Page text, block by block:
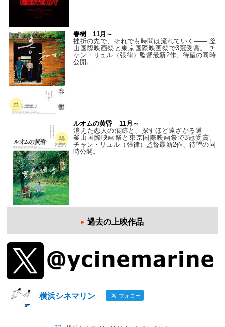
春樹 11月～
挫折の先で、それでも時間は流れていく—— 釜
山国際映画祭と東京国際映画祭で3冠受賞。 チ
ャン・リュル（張律）監督最新2作、待望の同時
公開。
ルオムの黄昏 11月～
消えた恋人の痕跡と、探すほど遠ざかる道——
釜山国際映画祭と東京国際映画祭で3冠受賞。
チャン・リュル（張律）監督最新2作、待望の同
時公開。
過去の上映作品
横浜シネマリン フォロー